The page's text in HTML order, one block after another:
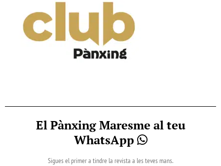
El Pànxing Maresme al teu
WhatsApp
Sigues el primer a tindre la revista a les teves mans.